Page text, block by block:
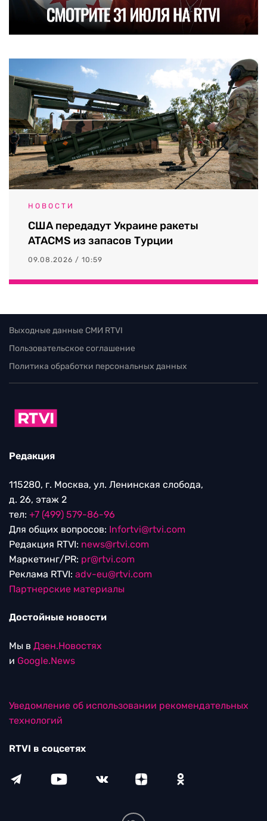
НОВОСТИ
США передадут Украине ракеты
ATACMS из запасов Турции
09.08.2026 / 10:59
Выходные данные СМИ RTVI
Пользовательское соглашение
Политика обработки персональных данных
Редакция
115280, г. Москва, ул. Ленинская слобода,
д. 26, этаж 2
тел: +7 (499) 579-86-96
Для общих вопросов: Infortvi@rtvi.com
Редакция RTVI: news@rtvi.com
Маркетинг/PR: pr@rtvi.com
Реклама RTVI: adv-eu@rtvi.com
Партнерские материалы
Достойные новости
Мы в Дзен.Новостях
и Google.News
Уведомление об использовании рекомендательных
технологий
RTVI в соцсетях